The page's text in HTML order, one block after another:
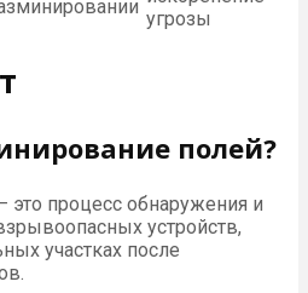
угрозы
полей?
это процесс обнаружения и
устройств,
участках после